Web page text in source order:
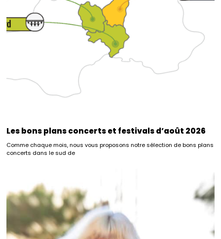
Les bons plans concerts et festivals d’août 2026
Comme chaque mois, nous vous proposons notre sélection de bons plans
concerts dans le sud de